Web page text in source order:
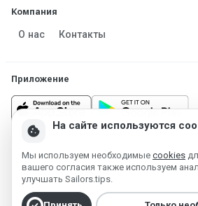
Компания
О нас Контакты
Приложение
Made in
Работает на MESF OÜ
cookie На сайте используются
Мы используем необходимые cookies
вашего согласия также используем
улучшать Sailors.tips.